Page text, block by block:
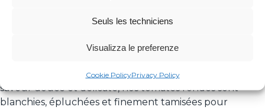
Seuls les techniciens
Visualizza le preferenze
Cookie PolicyPrivacy Policy
la texture idéale qui sublimera le goût de vos plats.
Cirio, c’est aussi une gamme de tomates bio, cultivées
Parfaitement onctueuses et veloutées, avec une
saveur douce et délicate, nos tomates rondes sont
blanchies, épluchées et finement tamisées pour